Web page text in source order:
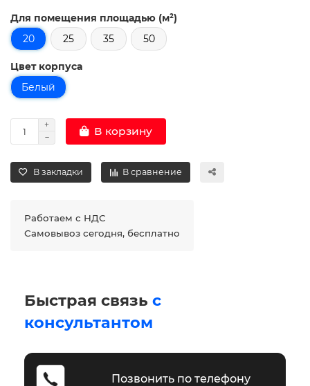
Для помещения площадью (м²)
20
25 35 50
Цвет корпуса
Белый
В корзину
В закладки В сравнение
Работаем с НДС
Самовывоз сегодня, бесплатно
Быстрая связь с
консультантом
Позвонить по телефону